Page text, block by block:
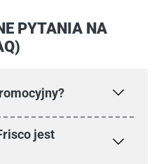
PYTANIA NA
jest